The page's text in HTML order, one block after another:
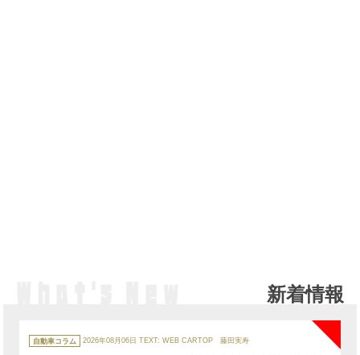
新着情報
テ
ゴ
自動車コラム 2026年08月06日 TEXT: WEB CARTOP 藤田実寿
NEW